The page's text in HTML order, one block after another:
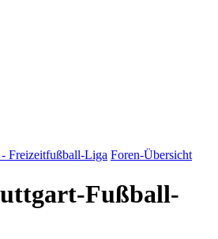
Freizeitfußball-Liga Foren-Übersicht
Fußball-